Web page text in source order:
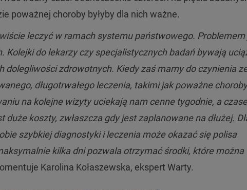
poważnej choroby byłyby dla nich ważne.
leczyć w ramach systemu państwowego.
Kolejki do lekarzy czy specjalistycznych badań bywają
dolegliwości zdrowotnych. Kiedy zaś mamy do czynienia
długotrwałego leczenia, takimi jak poważne choroby
na kolejne wizyty uciekają nam cenne tygodnie, a
koszty, zwłaszcza gdy jest zaplanowane na dłużej.
szybkiej diagnostyki i leczenia może okazać się polisa
kilka dni pozwala otrzymać środki, które można
Karolina Kołaszewska, ekspert Warty.